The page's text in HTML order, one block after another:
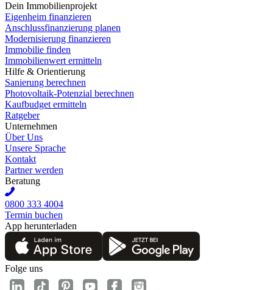
Dein Immobilienprojekt
Eigenheim finanzieren
Anschlussfinanzierung planen
Modernisierung finanzieren
Immobilie finden
Immobilienwert ermitteln
Hilfe & Orientierung
Sanierung berechnen
Photovoltaik-Potenzial berechnen
Kaufbudget ermitteln
Ratgeber
Unternehmen
Über Uns
Unsere Sprache
Kontakt
Partner werden
Beratung
0800 333 4004
Termin buchen
App herunterladen
Folge uns